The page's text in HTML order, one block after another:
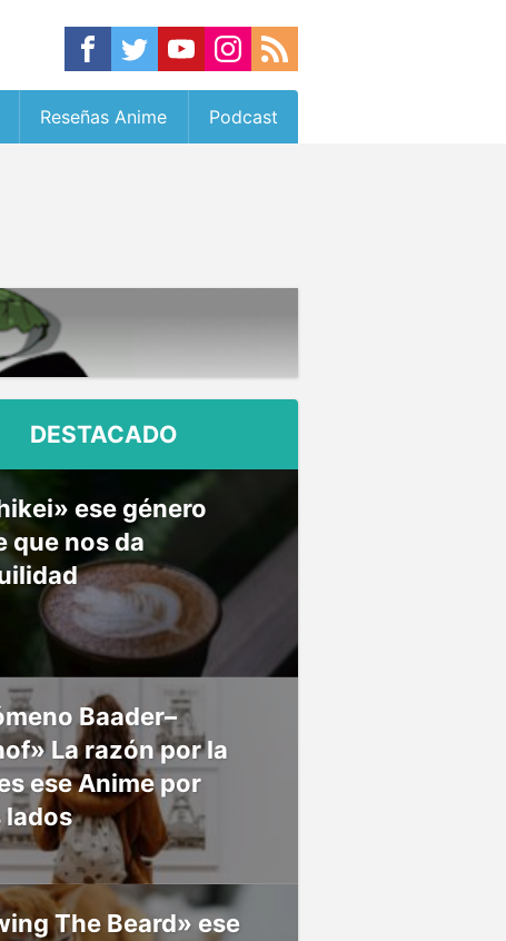
Reseñas Anime Podcast
DESTACADO
ese género
que nos da
Baader–
La razón por la
ese Anime por
The Beard» ese